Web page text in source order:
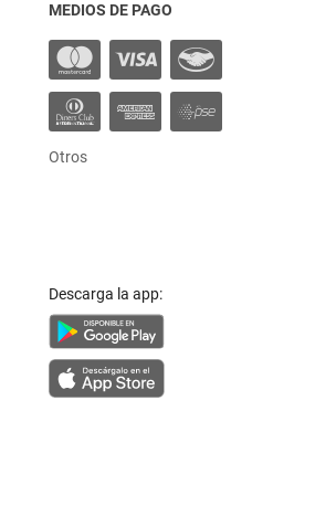
MEDIOS DE PAGO
Otros
Descarga la app: